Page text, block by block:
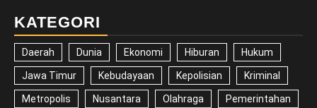
KATEGORI
Daerah Dunia Ekonomi Hiburan Hukum
Jawa Timur Kebudayaan Kepolisian Kriminal
Metropolis Nusantara Olahraga Pemerintahan